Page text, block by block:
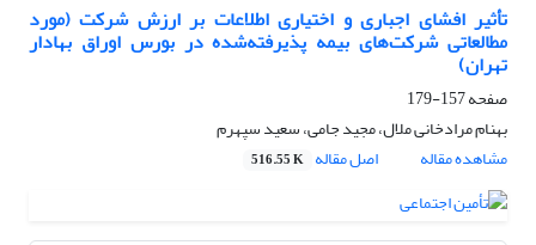
تأثیر افشای اجباری و اختیاری اطلاعات بر ارزش شرکت (مورد
مطالعاتی شرکت‌های بیمه پذیرفته‌شده در بورس اوراق بهادار
تهران)
صفحه157-179
بهنام مرادخانی ملال، مجید جامی، سعید سپهرم
مشاهده مقاله
اصل مقاله 516.55 K